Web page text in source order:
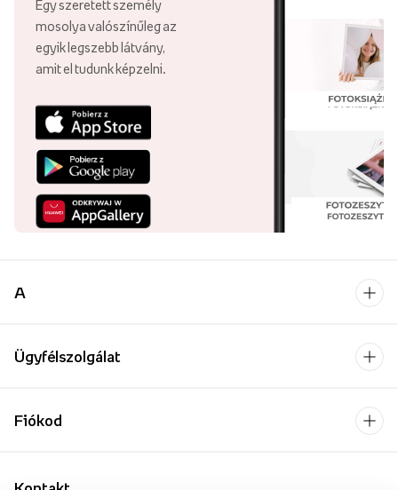
Egy szeretett személy
mosolya valószínűleg az
egyik legszebb látvány,
amit el tudunk képzelni.
A
Ügyfélszolgálat
Fiókod